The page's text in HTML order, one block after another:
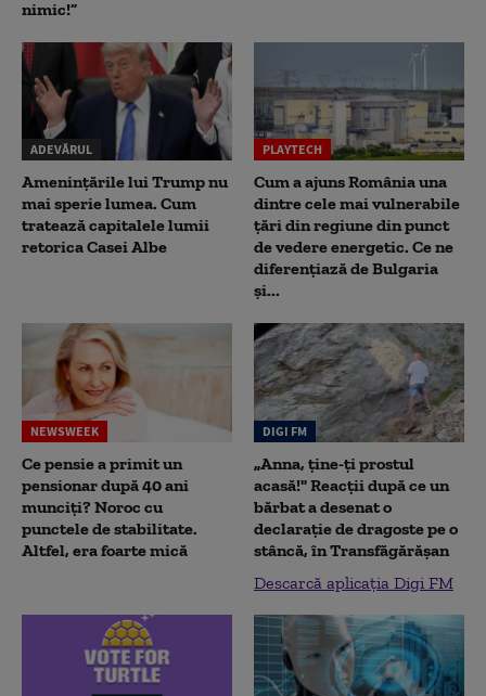
nimic!”
ADEVĂRUL
Amenințările lui Trump nu
mai sperie lumea. Cum
tratează capitalele lumii
retorica Casei Albe
PLAYTECH
Cum a ajuns România una
dintre cele mai vulnerabile
țări din regiune din punct
de vedere energetic. Ce ne
diferențiază de Bulgaria
și...
NEWSWEEK
Ce pensie a primit un
pensionar după 40 ani
munciți? Noroc cu
punctele de stabilitate.
Altfel, era foarte mică
DIGI FM
„Anna, ţine-ţi prostul
acasă!" Reacţii după ce un
bărbat a desenat o
declaraţie de dragoste pe o
stâncă, în Transfăgărăşan
Descarcă aplicația Digi FM